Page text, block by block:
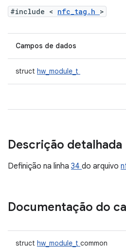
#include < nfc_tag.h >
Campos de dados
struct hw_module_t
Descrição detalhada
Definição na linha 34 do arquivo
Documentação do
struct hw_module_t common